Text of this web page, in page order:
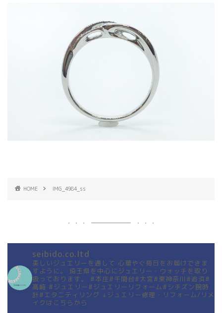
HOME IMG_4984_ss
seibido.co.ltd
美しいジュエリーを通して 心華やぐ毎日をお届けできま
すように。
埼玉県を中心にジュエリー・ウォッチを取り
扱っております。
#本庄#千間台#大宮#東神奈川#追浜#
高崎 #ジュエリー#ジュエリーリフォーム#シチズン腕時
計#エタニティリング ↓ジュエリー修理・リフォーム/リメ
イクはこちらから